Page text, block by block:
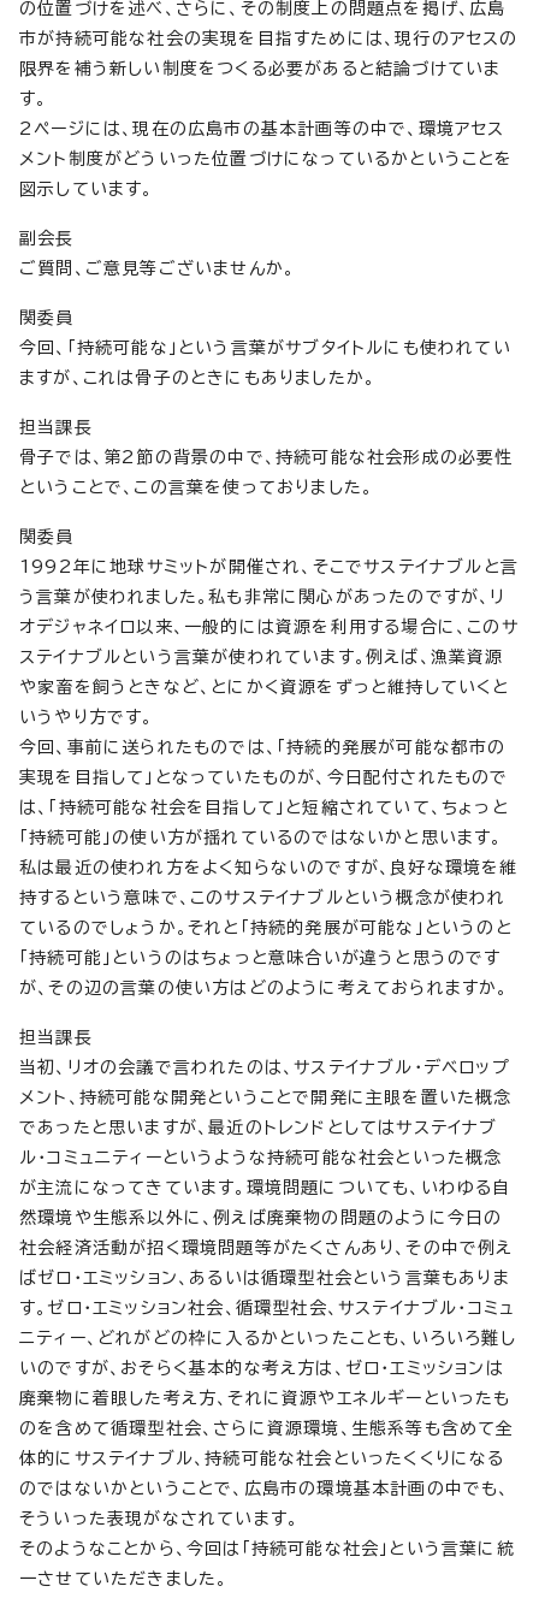
の位置づけを述べ、さらに、その制度上の問題点を掲げ、広島
市が持続可能な社会の実現を目指すためには、現行のアセスの
限界を補う新しい制度をつくる必要があると結論づけていま
す。
2ページには、現在の広島市の基本計画等の中で、環境アセス
メント制度がどういった位置づけになっているかということを
図示しています。
副会長
ご質問、ご意見等ございませんか。
関委員
今回、「持続可能な」という言葉がサブタイトルにも使われてい
ますが、これは骨子のときにもありましたか。
担当課長
骨子では、第2節の背景の中で、持続可能な社会形成の必要性
ということで、この言葉を使っておりました。
関委員
1992年に地球サミットが開催され、そこでサステイナブルと言
う言葉が使われました。私も非常に関心があったのですが、リ
オデジャネイロ以来、一般的には資源を利用する場合に、このサ
ステイナブルという言葉が使われています。例えば、漁業資源
や家畜を飼うときなど、とにかく資源をずっと維持していくと
いうやり方です。
今回、事前に送られたものでは、「持続的発展が可能な都市の
実現を目指して」となっていたものが、今日配付されたもので
は、「持続可能な社会を目指して」と短縮されていて、ちょっと
「持続可能」の使い方が揺れているのではないかと思います。
私は最近の使われ方をよく知らないのですが、良好な環境を維
持するという意味で、このサステイナブルという概念が使われ
ているのでしょうか。それと「持続的発展が可能な」というのと
「持続可能」というのはちょっと意味合いが違うと思うのです
が、その辺の言葉の使い方はどのように考えておられますか。
担当課長
当初、リオの会議で言われたのは、サステイナブル・デベロップ
メント、持続可能な開発ということで開発に主眼を置いた概念
であったと思いますが、最近のトレンドとしてはサステイナブ
ル・コミュニティーというような持続可能な社会といった概念
が主流になってきています。環境問題についても、いわゆる自
然環境や生態系以外に、例えば廃棄物の問題のように今日の
社会経済活動が招く環境問題等がたくさんあり、その中で例え
ばゼロ・エミッション、あるいは循環型社会という言葉もありま
す。ゼロ・エミッション社会、循環型社会、サステイナブル・コミュ
ニティー、どれがどの枠に入るかといったことも、いろいろ難し
いのですが、おそらく基本的な考え方は、ゼロ・エミッションは
廃棄物に着眼した考え方、それに資源やエネルギーといったも
のを含めて循環型社会、さらに資源環境、生態系等も含めて全
体的にサステイナブル、持続可能な社会といったくくりになる
のではないかということで、広島市の環境基本計画の中でも、
そういった表現がなされています。
そのようなことから、今回は「持続可能な社会」という言葉に統
一させていただきました。